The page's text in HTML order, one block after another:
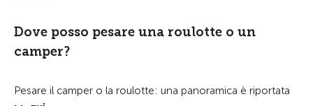
Dove posso pesare una roulotte o un
camper?
Pesare il camper o la roulotte: una panoramica è riportata